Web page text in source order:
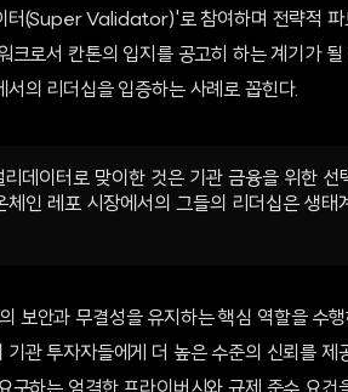
터(Super Validator)'로 참여하며 전략적 파
로서 칸톤의 입지를 공고히 하는 계기가 될
의 리더십을 입증하는 사례로 꼽힌다.
데이터로 맞이한 것은 기관 금융을 위한 선
인 레포 시장에서의 그들의 리더십은 생태
보안과 무결성을 유지하는 핵심 역할을 수
관 투자자들에게 더 높은 수준의 신뢰를 제